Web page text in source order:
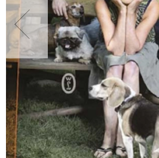
URODA
NATURALNA
DLA